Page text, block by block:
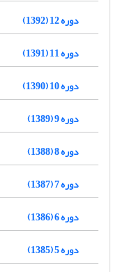
دوره 12 (1392)
دوره 11 (1391)
دوره 10 (1390)
دوره 9 (1389)
دوره 8 (1388)
دوره 7 (1387)
دوره 6 (1386)
دوره 5 (1385)